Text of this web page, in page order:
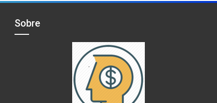
Sobre